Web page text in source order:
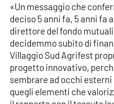
Lacapitalenews.it
Ilreggino.it
Cosenzachannel.it
Ilvibonese.it
«Un messaggio che
deciso 5 anni fa, 5 anni fa
direttore del fondo
decidemmo subito di
Villaggio Sud Agrifest
progetto innovativo,
sembrare ad occhi
quegli elementi che